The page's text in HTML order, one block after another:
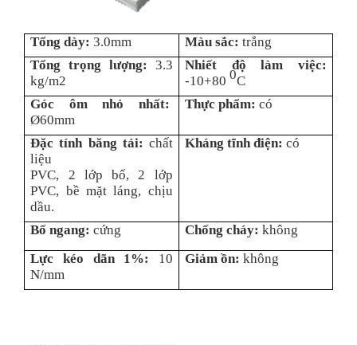
Tổng dày: 3.0mm Màu sắc:trắng
Tổng trọng lượng:
3.3
kg/m2
Nhiết độ làm việc:
-10+800C
Góc ôm nhỏ nhất:
Ø60mm
Thực phẩm: có
Đặc tính băng tải: chất
liệu
PVC, 2 lớp bố, 2 lớp
PVC, bề mặt láng, chịu
dầu.
Kháng tĩnh điện: có
Bố ngang: cứng Chống cháy: không
Lực kéo dãn 1%:
10
N/mm
Giảm ồn:không